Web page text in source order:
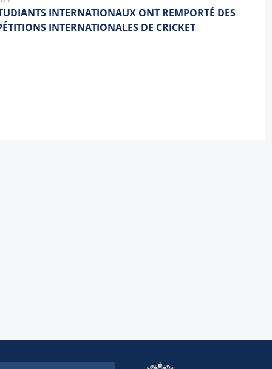
INTERNATIONAUX ONT REMPORTÉ DES
INTERNATIONALES DE CRICKET